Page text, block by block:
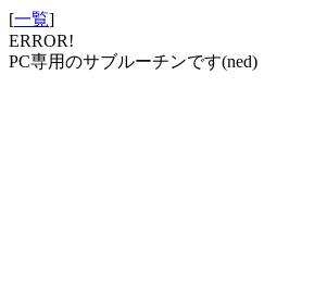
[一覧]
ERROR!
PC専用のサブルーチンです(ned)